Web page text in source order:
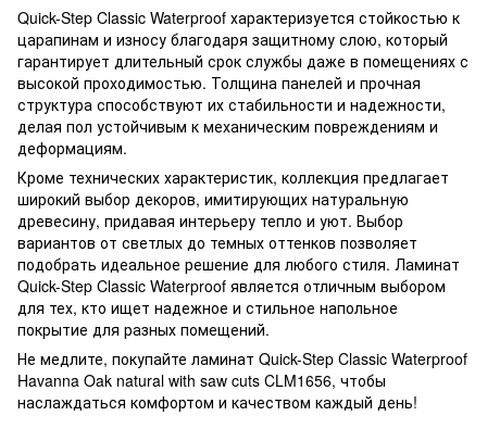
Quick-Step Classic Waterproof характеризуется стойкостью к
царапинам и износу благодаря защитному слою, который
гарантирует длительный срок службы даже в помещениях с
высокой проходимостью. Толщина панелей и прочная
структура способствуют их стабильности и надежности,
делая пол устойчивым к механическим повреждениям и
деформациям.
Кроме технических характеристик, коллекция предлагает
широкий выбор декоров, имитирующих натуральную
древесину, придавая интерьеру тепло и уют. Выбор
вариантов от светлых до темных оттенков позволяет
подобрать идеальное решение для любого стиля. Ламинат
Quick-Step Classic Waterproof является отличным выбором
для тех, кто ищет надежное и стильное напольное
покрытие для разных помещений.
Не медлите, покупайте ламинат Quick-Step Classic Waterproof
Havanna Oak natural with saw cuts CLM1656, чтобы
наслаждаться комфортом и качеством каждый день!